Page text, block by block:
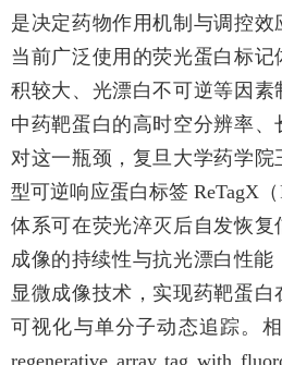
是决定药物作用机制与调控效
当前广泛使用的荧光蛋白标
积较大、光漂白不可逆等因
中药靶蛋白的高时空分辨率
对这一瓶颈，复旦大学药学
型可逆响应蛋白标签ReTagX （
体系可在荧光淬灭后自发恢
成像的持续性与抗光漂白性能
显微成像技术，实现药靶蛋
可视化与单分子动态追踪。
regenerative array tag with